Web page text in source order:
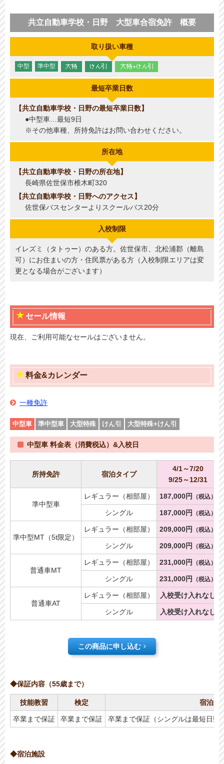
共立自動車学校・日野 大型車合宿免許 概要
取り扱い車種
中型 準中型
最短卒業日数
共立自動車学校・日野の最短卒業日数
●中型車…最短9日
※その他車種、所持免許はお問い合わせください。
所在地
共立自動車学校・日野の所在地
長崎県佐世保市椎木町320
共立自動車学校・日野へのアクセス
佐世保バスセンターよりスクールバス20分
入校制限
イレズミ（タトゥー）のある方。佐世保市、北松浦郡（離島
可）にお住まいの方・住民票がある方（入校制限エリアは変
更となる場合がございます）
セール情報
現在、ご利用可能なセールはございません。
料金&カレンダー
一種免許
中型車 準中型車 大型特殊 けん引 大型特殊+けん引
中型車 料金表（消費税込）&入校日
所持免許 宿泊タイプ
4/1～7/20
9/25～12/31
準中型車
レギュラー（相部屋） 187,000円 （税込）
シングル 187,000円 （税込）
準中型MT（5t限定）
レギュラー（相部屋） 209,000円 （税込）
シングル 209,000円 （税込）
普通車MT
レギュラー（相部屋） 231,000円 （税込）
シングル 231,000円 （税込）
普通車AT
レギュラー（相部屋） 入校受け入れなし
シングル 入校受け入れなし
この商品に申し込む
◆保証内容（55歳まで）
技能教習 検定 宿泊・
卒業まで保証 卒業まで保証 卒業まで保証（シングルは最短日数
◆宿泊施設